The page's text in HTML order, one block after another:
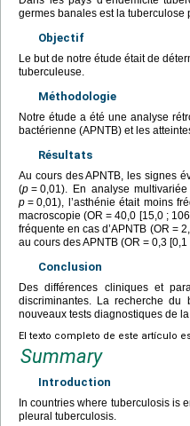
germes banales est la tuberculose
Objectif
Le but de notre étude était de
tuberculeuse.
Méthodologie
Notre étude a été une analyse
bactérienne (APNTB) et les
Résultats
Au cours des APNTB, les signes
(p = 0,01). En analyse
p = 0,01), l’asthénie était moins
macroscopie (OR = 40,0 [15,0 ;
fréquente en cas d’APNTB (OR =
au cours des APNTB (OR = 0,3 [0,1
Conclusion
Des différences cliniques et
discriminantes. La recherche
nouveaux tests diagnostiques de
El texto completo de este artículo
Summary
Introduction
In countries where tuberculosis is
pleural tuberculosis.